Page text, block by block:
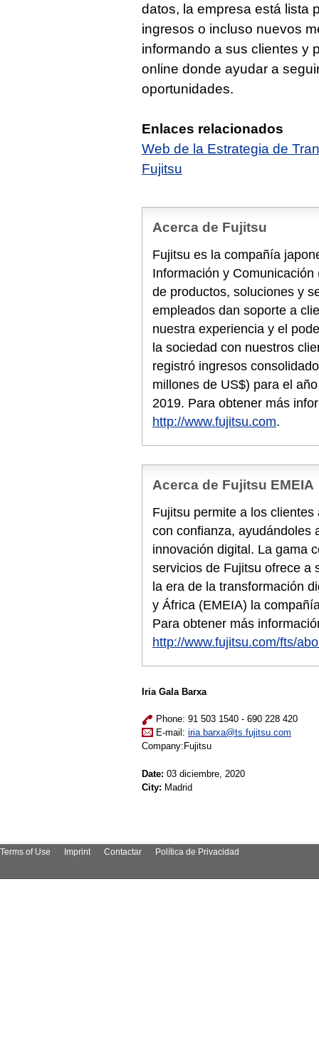
datos, la empresa está lista
ingresos o incluso nuevos
informando a sus clientes y
online donde ayudar a
oportunidades.
Enlaces relacionados
Web de la Estrategia de
Fujitsu
Acerca de Fujitsu
Fujitsu es la compañía
Información y
de productos, soluciones y
empleados dan soporte a
nuestra experiencia y el
la sociedad con nuestros
registró ingresos
millones de US$) para el
2019. Para obtener más
http://www.fujitsu.com.
Acerca de Fujitsu EMEIA
Fujitsu permite a los
con confianza, ayudándoles
innovación digital. La gama
servicios de Fujitsu ofrece a
la era de la transformación
y África (EMEIA) la
Para obtener más
http://www.fujitsu.com/fts/
Iria Gala Barxa
Phone: 91 503 1540 - 690 228 420
E-mail: iria.barxa@ts.fujitsu.com
Company:Fujitsu
Date: 03 diciembre, 2020
City: Madrid
Terms of Use Imprint Contactar Política de Privacidad